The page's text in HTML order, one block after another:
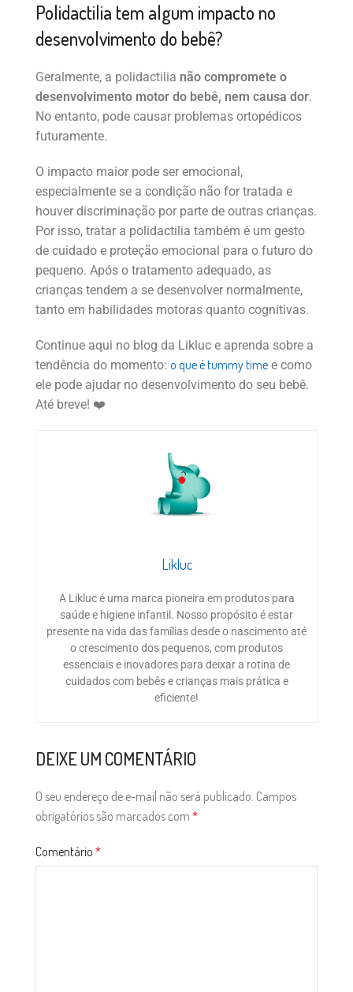
Polidactilia tem algum impacto no
desenvolvimento do bebê?
Geralmente, a polidactilia não compromete o
desenvolvimento motor do bebê, nem causa dor.
No entanto, pode causar problemas ortopédicos
futuramente.
O impacto maior pode ser emocional,
especialmente se a condição não for tratada e
houver discriminação por parte de outras crianças.
Por isso, tratar a polidactilia também é um gesto
de cuidado e proteção emocional para o futuro do
pequeno. Após o tratamento adequado, as
crianças tendem a se desenvolver normalmente,
tanto em habilidades motoras quanto cognitivas.
Continue aqui no blog da Likluc e aprenda sobre a
tendência do momento: o que é tummy time e como
ele pode ajudar no desenvolvimento do seu bebê.
Até breve! ❤️
Likluc
A Likluc é uma marca pioneira em produtos para
saúde e higiene infantil. Nosso propósito é estar
presente na vida das famílias desde o nascimento até
o crescimento dos pequenos, com produtos
essenciais e inovadores para deixar a rotina de
cuidados com bebês e crianças mais prática e
eficiente!
DEIXE UM COMENTÁRIO
O seu endereço de e-mail não será publicado. Campos
obrigatórios são marcados com *
Comentário *